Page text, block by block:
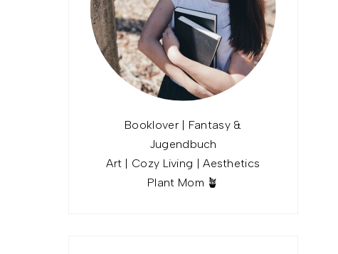
Booklover | Fantasy &
Jugendbuch
Art | Cozy Living | Aesthetics
Plant Mom 🪴